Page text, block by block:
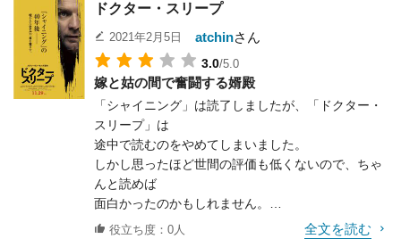
感じるのだ。
ちなみにこの描写はダイアン・アーバスの同じく双
子の写真から
インスパイアされているのだが、引用という意味で
は逃げ惑う妻を追いかける男が、
ドアを斧でぶち壊すシーンはD・W・グリフィス監
督の「散り行く花」からのものだ。
オリジナルではないはずなのに、もはやこの2つの
シーンは「シャイニング」の
名シーンとして我々の脳裏に焼き付いてしまってい
る。
こう見ていくと、当たり前の事だけれど映画版は画
でも何だかこれも子供らしくてかわいい。
ミシェルがポーレットをかわいがるので観客として
も一緒になって
その感情が加速されていく。ミシェルは一番末っ子
であり、
年も一人だけ離れているように見える。そんな時に
ポーレットが現れた。
ミシェルとしてはお兄ちゃんとして、この子の為に
頑張ろうと思う。
慕われるので張りも出るし、だから一緒にいて楽し
い。
どんどんどんどんかわいい妹の為に「禁じられた遊
自分の視聴環境が良くなかったのか分からないが、
とにかく人物の顔、表情が分かりにくくてストレス
を感じた。
昔の白黒映画を観ていると、役者の顔への照明には
とても気を使っていることが分かる。
もし自然な陰影を生かした画面にしたかったという
ことであれば、
普通にカラー映画にすればよかったのではないかと
感じた。
とはいえ、第78回ゴールデン・グローブ賞最多6部
門で
襲撃により傷ついた刑事は、少年たちが住む村で匿
われるように看病され、
次第にその母親と心の距離を近づけて行く。
この構成では物語的にはサスペンスが寸断されるの
で、
それを良しとしない向きも多いのは事実だ。
しかし、これはこれで実に素晴らしい恋愛模様が描
かれており、
この変な物語構成が一つの個性として意義のあるも
のとなっている。
そしてもう一つ、この映画を唯一無二の存在に押し
上げている要素がある。
ドクター・スリープ
2021年2月5日 atchinさん
3.0/5.0
嫁と姑の間で奮闘する婿殿
「シャイニング」は読了しましたが、「ドクター・
スリープ」は
途中で読むのをやめてしまいました。
しかし思ったほど世間の評価も低くないので、ちゃ
んと読めば
面白かったのかもしれません。
映画版「シャイニング」はもちろん傑作です。
役立ち度：0人 全文を読む